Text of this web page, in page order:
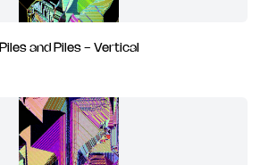
Piles and Piles - Vertical